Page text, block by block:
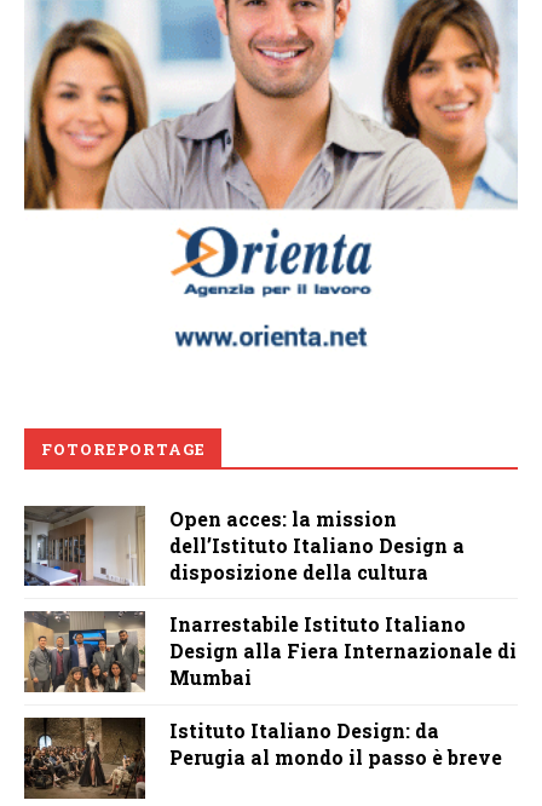
FOTOREPORTAGE
Open acces: la mission
dell’Istituto Italiano Design a
disposizione della cultura
Inarrestabile Istituto Italiano
Design alla Fiera Internazionale di
Mumbai
Istituto Italiano Design: da
Perugia al mondo il passo è breve